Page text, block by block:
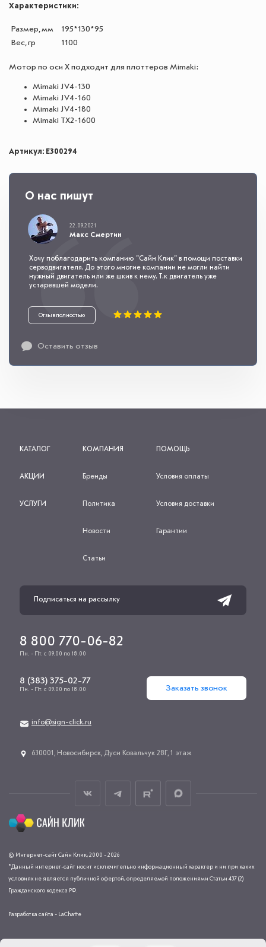
Характеристики:
Размер, мм
195*130*95
Вес, гр
1100
Мотор по оси X подходит для плоттеров Mimaki:
Mimaki JV4-130
Mimaki JV4-160
Mimaki JV4-180
Mimaki TX2-1600
Артикул: E300294
О нас пишут
Оставить отзыв
22.09.2021
Макс Смертин
Хочу поблагодарить компанию "Сайн Клик" в помощи поставки
серводвигателя. До этого многие компании не могли найти
нужный двигатель или же шкив к нему. Т.к двигатель уже
устаревшей модели.
Отзыв полностью
КАТАЛОГ
АКЦИИ
УСЛУГИ
КОМПАНИЯ
Бренды
Политика
Новости
Статьи
ПОМОЩЬ
Условия оплаты
Условия доставки
Гарантии
8 800 770-06-82
Пн. - Пт. с 09.00 по 18.00
8 (383) 375-02-77
Пн. - Пт. с 09.00 по 18.00 Заказать звонок
info@sign-click.ru
​630001, Новосибирск, Дуси Ковальчук 28Г, 1 этаж
© Интернет-сайт Сайн Клик, 2000 - 2026
*Данный интернет-сайт носит исключительно информационный характер и ни при каких
условиях не является публичной офертой, определяемой положениями Статьи 437 (2)
Гражданского кодекса РФ.
Разработка сайта - LaChatte